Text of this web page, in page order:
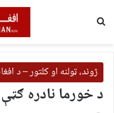
ژوند، ټولنه او کلتور – د
د خورما نادره ګټې